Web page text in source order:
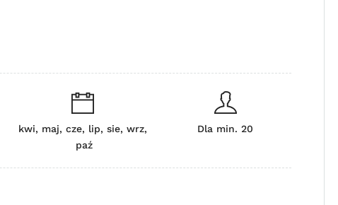
kwi, maj, cze, lip, sie, wrz,
paź
Dla min. 20